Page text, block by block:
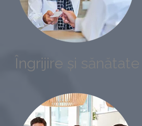
Îngrijire și sănătate